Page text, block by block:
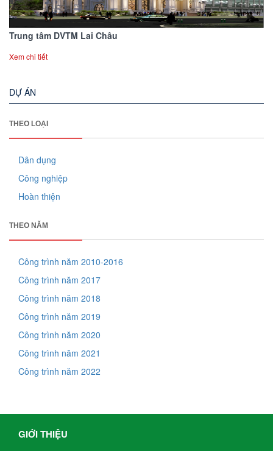
Trung tâm DVTM Lai Châu
Xem chi tiết
DỰ ÁN
THEO LOẠI
Dân dụng
Công nghiệp
Hoàn thiện
THEO NĂM
Công trình năm 2010-2016
Công trình năm 2017
Công trình năm 2018
Công trình năm 2019
Công trình năm 2020
Công trình năm 2021
Công trình năm 2022
GIỚI THIỆU